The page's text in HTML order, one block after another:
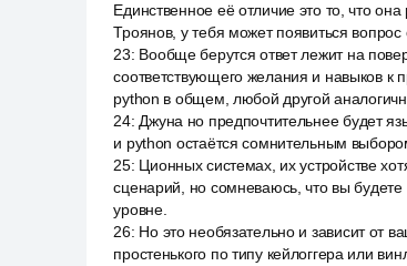
Единственное её отличие это то, что
Троянов, у тебя может появиться вопрос
23: Вообще берутся ответ лежит на
соответствующего желания и навыков к
python в общем, любой другой
24: Джуна но предпочтительнее будет
и python остаётся сомнительным
25: Ционных системах, их устройстве
сценарий, но сомневаюсь, что вы будете
уровне.
26: Но это необязательно и зависит от
простенького по типу кейлоггера или